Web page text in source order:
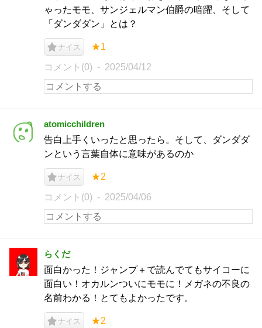
ゃったモモ、サンジェルマン伯爵の暗躍、そして
「ダンダダン」とは？
ナイス ★1
コメント(0) 2025/04/12
atomicchildren
告白上手くいったと思ったら。そして、ダンダダ
ンという言葉自体に意味があるのか
ナイス ★2
コメント(0) 2025/04/06
らくだ
面白かった！ジャンプ＋で読んでてもサイコーに
面白い！オカルンついにモモに！メガネの不良の
名前わかる！とてもよかったです。
ナイス ★2